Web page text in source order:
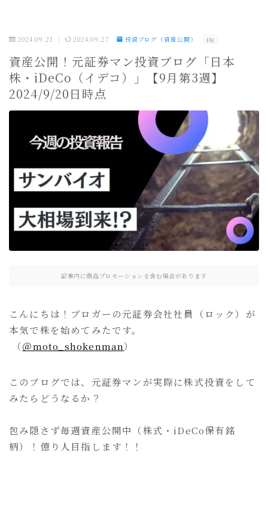
2024.09.21 2024.09.27 投資ブログ（資産公開） PR
資産公開！元証券マン投資ブログ「日本
株・iDeCo（イデコ）」【9月第3週】
2024/9/20日時点
記事内に商品プロモーションを含む場合があります
こんにちは！ブロガーの元証券会社社員（ロック）が
本気で株を始めてみたです。
（＠moto_shokenman）
このブログでは、元証券マンが実際に株式投資をして
みたらどうなるか？
包み隠さず毎週資産公開中（株式・iDeCo保有銘
柄）！億り人目指します！！